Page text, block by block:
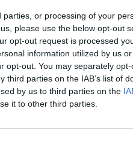
or processing of your
please use the below opt-out
opt-out request is processed
information utilized by us
opt-out. You may separately
parties on the IAB’s list of
by us to third parties on the
it to other third parties.
, medaglia
del12 novembre
smartphone.